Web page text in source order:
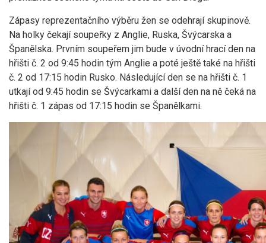
Zápasy reprezentačního výběru žen se odehrají skupinově.
Na holky čekají soupeřky z Anglie, Ruska, Švýcarska a
Španělska. Prvním soupeřem jim bude v úvodní hrací den na
hřišti č. 2 od 9:45 hodin tým Anglie a poté ještě také na hřišti
č. 2 od 17:15 hodin Rusko. Následující den se na hřišti č. 1
utkají od 9:45 hodin se Švýcarkami a další den na ně čeká na
hřišti č. 1 zápas od 17:15 hodin se Španělkami.